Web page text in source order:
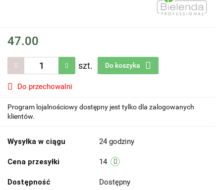
47.00
szt. Do koszyka
Do przechowalni
Program lojalnościowy dostępny jest tylko dla zalogowanych
klientów.
Wysyłka w ciągu 24 godziny
Cena przesyłki 14
Dostępność Dostępny